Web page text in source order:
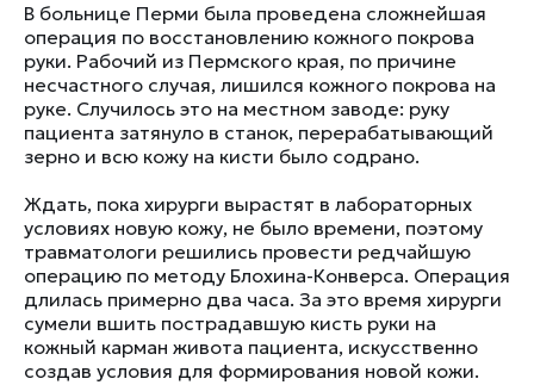
В больнице Перми была проведена сложнейшая
операция по восстановлению кожного покрова
руки. Рабочий из Пермского края, по причине
несчастного случая, лишился кожного покрова на
руке. Случилось это на местном заводе: руку
пациента затянуло в станок, перерабатывающий
зерно и всю кожу на кисти было содрано.
Ждать, пока хирурги вырастят в лабораторных
условиях новую кожу, не было времени, поэтому
травматологи решились провести редчайшую
операцию по методу Блохина-Конверса. Операция
длилась примерно два часа. За это время хирурги
сумели вшить пострадавшую кисть руки на
кожный карман живота пациента, искусственно
создав условия для формирования новой кожи.